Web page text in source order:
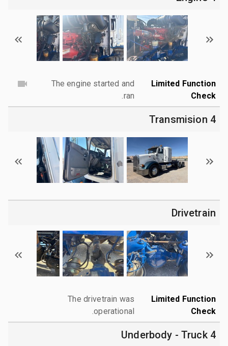
Limited Function
Check
The engine started and
ran.
4 Transmision
Drivetrain
Limited Function
Check
The drivetrain was
operational.
4 Underbody - Truck